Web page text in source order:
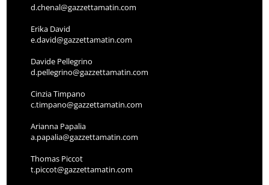
d.chenal@gazzettamatin.com
Erika David
e.david@gazzettamatin.com
Davide Pellegrino
d.pellegrino@gazzettamatin.com
Cinzia Timpano
c.timpano@gazzettamatin.com
Arianna Papalia
a.papalia@gazzettamatin.com
Thomas Piccot
t.piccot@gazzettamatin.com